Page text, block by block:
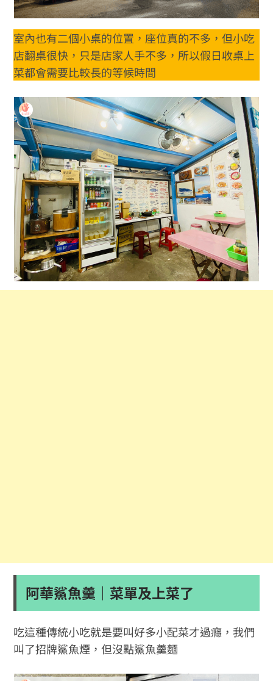
室內也有二個小桌的位置，座位真的不多，但小吃
店翻桌很快，只是店家人手不多，所以假日收桌上
菜都會需要比較長的等候時間
阿華鯊魚羹｜菜單及上菜了
吃這種傳統小吃就是要叫好多小配菜才過癮，我們
叫了招牌鯊魚煙，但沒點鯊魚羹麵